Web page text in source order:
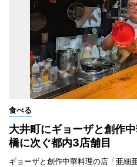
食べる
大井町にギョーザと創作
橋に次ぐ都内3店舗目
ギョーザと創作中華料理の店「亜細